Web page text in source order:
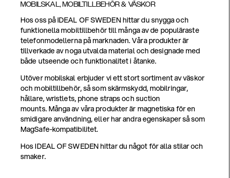
MOBILSKAL, MOBILTILLBEHÖR & VÄSKOR
Hos oss på IDEAL OF SWEDEN hittar du snygga och
funktionella mobiltillbehör till många av de populäraste
telefonmodellerna på marknaden. Våra produkter är
tillverkade av noga utvalda material och designade med
både utseende och funktionalitet i åtanke.
Utöver mobilskal erbjuder vi ett stort sortiment av väskor
och mobiltillbehör, så som skärmskydd, mobilringar,
hållare, wristlets, phone straps och suction
mounts. Många av våra produkter är magnetiska för en
smidigare användning, eller har andra egenskaper så som
MagSafe-kompatibilitet.
Hos IDEAL OF SWEDEN hittar du något för alla stilar och
smaker.